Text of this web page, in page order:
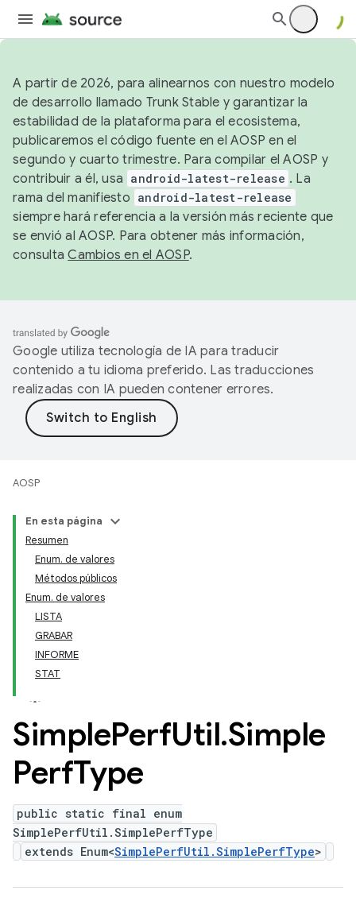
A partir de 2026, para alinearnos con nuestro modelo
de desarrollo llamado Trunk Stable y garantizar la
estabilidad de la plataforma para el ecosistema,
publicaremos el código fuente en el AOSP en el
segundo y cuarto trimestre. Para compilar el AOSP y
contribuir a él, usa android-latest-release . La
rama del manifiesto android-latest-release
siempre hará referencia a la versión más reciente que
se envió al AOSP. Para obtener más información,
consultaCambios en el AOSP.
Google utiliza tecnología de IA para traducir
contenido a tu idioma preferido. Las traducciones
realizadas con IA pueden contener errores.
AOSP
En esta página
Resumen
Enum. de valores
Métodos públicos
Enum. de valores
LISTA
GRABAR
INFORME
STAT
SimplePerfUtil.Simple
PerfType
public static final enum
SimplePerfUtil.SimplePerfType
extends Enum<SimplePerfUtil.SimplePerfType>